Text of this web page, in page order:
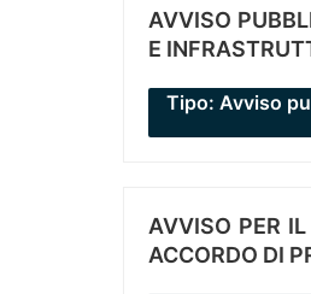
AVVISO
E
Tipo: Avviso
AVVISO PER
ACCORDO DI